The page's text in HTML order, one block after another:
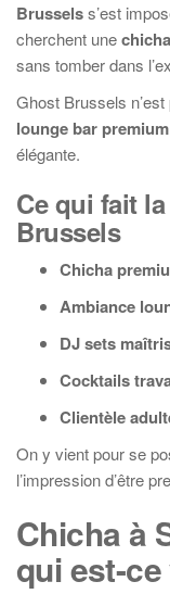
Brusselss’est
cherchent une
sans tomber dans
Ghost Brussels
lounge bar premium
élégante.
Ce qui fait
Brussels
Chicha
Ambiance
DJ sets
Cocktails
Clientèle
On y vient pour se
l’impression d’être
Chicha à
qui est-